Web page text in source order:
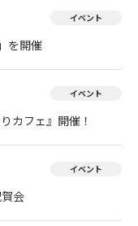
イベント
を開催
イベント
カフェ』開催！
イベント
会